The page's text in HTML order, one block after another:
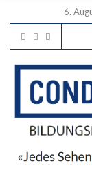
6.